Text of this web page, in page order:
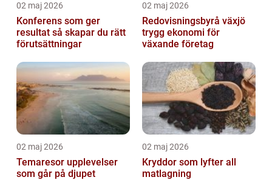
02 maj 2026
Konferens som ger
resultat så skapar du rätt
förutsättningar
02 maj 2026
Redovisningsbyrå växjö
trygg ekonomi för
växande företag
02 maj 2026
Temaresor upplevelser
som går på djupet
02 maj 2026
Kryddor som lyfter all
matlagning